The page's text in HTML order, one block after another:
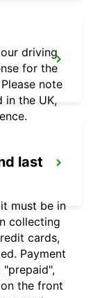
driving
for the
note
in the UK,
last
must be in
collecting
cards,
Payment
the front